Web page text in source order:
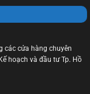
các cửa hàng chuyên
hoạch và đầu tư Tp. Hồ